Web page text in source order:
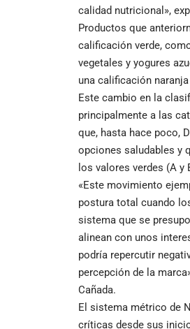
calidad nutricional»,
Productos que
calificación verde,
vegetales y yogures
una calificación
Este cambio en la
principalmente a las
que, hasta hace poco,
opciones saludables y
los valores verdes (A y
«Este movimiento
postura total cuando
sistema que se
alinean con unos
podría repercutir
percepción de la
Cañada.
El sistema métrico de
críticas desde sus